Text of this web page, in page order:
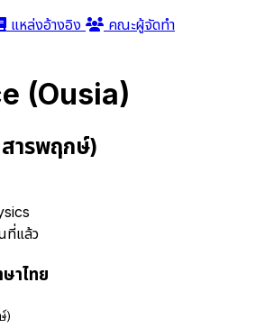
แหล่งอ้างอิง
คณะผู้จัดทำ
(Ousia)
ารพฤกษ์)
ที่แล้ว
าไทย
)